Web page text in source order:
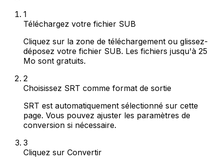
1
Téléchargez votre fichier SUB
Cliquez sur la zone de téléchargement ou glissez-
déposez votre fichier SUB. Les fichiers jusqu'à 25
Mo sont gratuits.
2
Choisissez SRT comme format de sortie
SRT est automatiquement sélectionné sur cette
page. Vous pouvez ajuster les paramètres de
conversion si nécessaire.
3
Cliquez sur Convertir